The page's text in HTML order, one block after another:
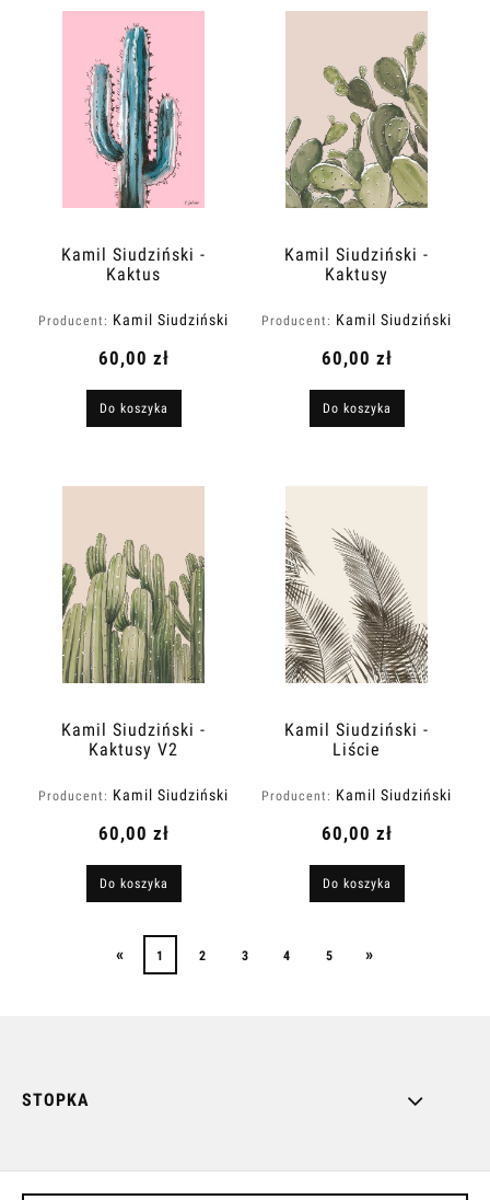
Kamil Siudziński -
Kaktus
Producent: Kamil Siudziński
60,00 zł
Do koszyka
Kamil Siudziński -
Kaktusy
Producent: Kamil Siudziński
60,00 zł
Do koszyka
Kamil Siudziński -
Kaktusy V2
Producent: Kamil Siudziński
60,00 zł
Do koszyka
Kamil Siudziński -
Liście
Producent: Kamil Siudziński
60,00 zł
Do koszyka
« 1 2 3 4 5 »
STOPKA